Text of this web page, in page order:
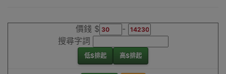
價錢 $
-
搜尋字詞
低$排起 高$排起